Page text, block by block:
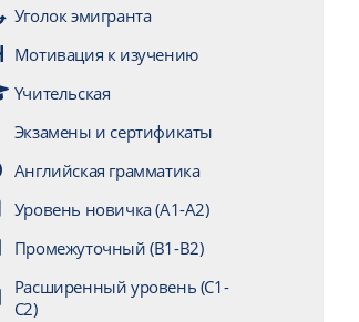
Уголок эмигранта
Мотивация к изучению
Yчительская
Экзамены и сертификаты
Английская грамматика
Уровень новичка (A1-A2)
Промежуточный (B1-B2)
Расширенный уровень (C1-
C2)